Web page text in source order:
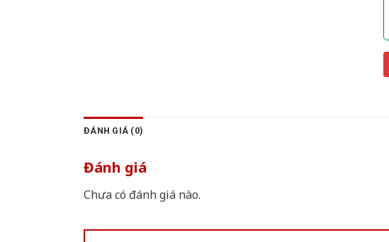
ĐÁNH GIÁ (0)
Đánh giá
Chưa có đánh giá nào.